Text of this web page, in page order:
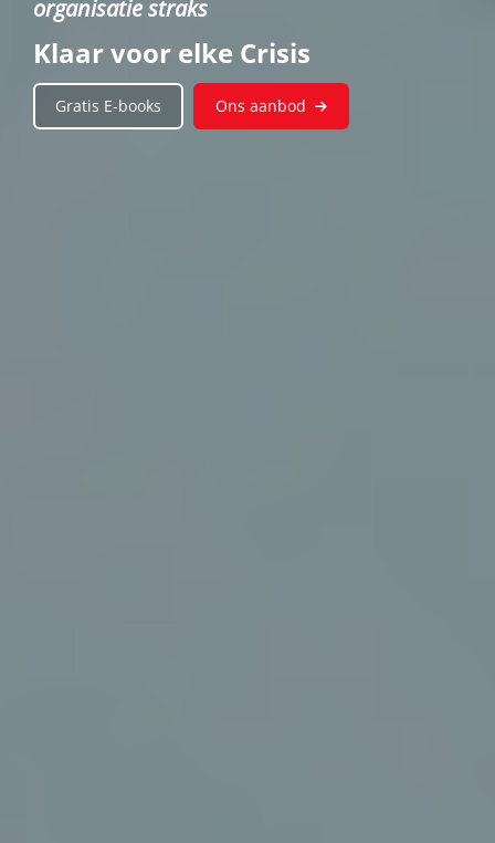
organisatie straks
Klaar voor elke Crisis
Gratis E-books Ons aanbod